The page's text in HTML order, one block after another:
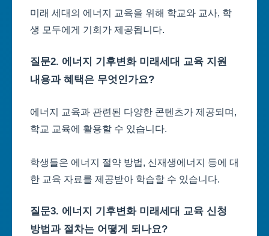
미래 세대의 에너지 교육을 위해 학교와 교사, 학
생 모두에게 기회가 제공됩니다.
질문2. 에너지 기후변화 미래세대 교육 지원
내용과 혜택은 무엇인가요?
에너지 교육과 관련된 다양한 콘텐츠가 제공되며,
학교 교육에 활용할 수 있습니다.
학생들은 에너지 절약 방법, 신재생에너지 등에 대
한 교육 자료를 제공받아 학습할 수 있습니다.
질문3. 에너지 기후변화 미래세대 교육 신청
방법과 절차는 어떻게 되나요?